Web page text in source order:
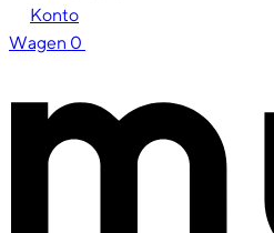
Konto
Wagen 0